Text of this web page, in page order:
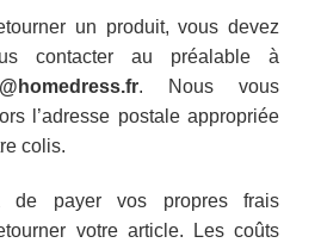
un produit, vous devez
contacter au préalable à
. Nous vous
l’adresse postale appropriée
colis.
de payer vos propres frais
votre article. Les coûts